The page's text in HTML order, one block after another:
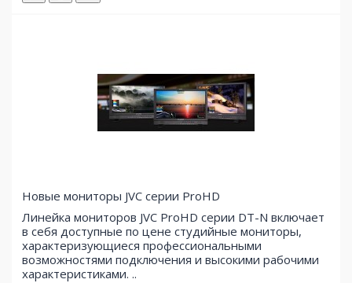
Новые мониторы JVC серии ProHD
Линейка мониторов JVC ProHD серии DT-N включает
в себя доступные по цене студийные мониторы,
характеризующиеся профессиональными
возможностями подключения и высокими рабочими
характеристиками. ..